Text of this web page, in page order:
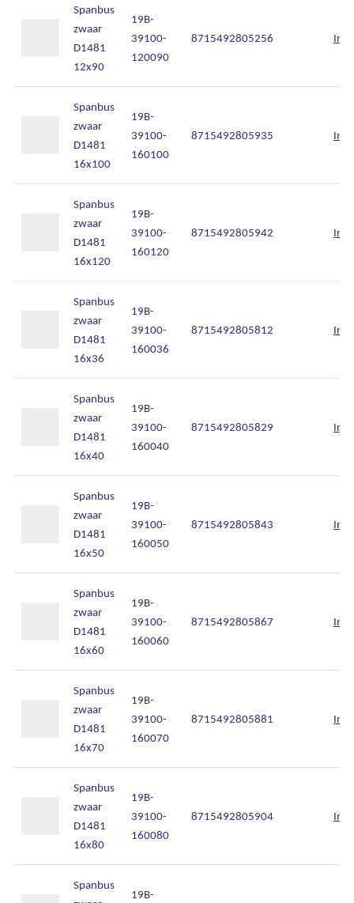
Spanbus
zwaar
D1481
12x90
19B-
39100-
120090
8715492805256
Spanbus
zwaar
D1481
16x100
19B-
39100-
160100
8715492805935
Spanbus
zwaar
D1481
16x120
19B-
39100-
160120
8715492805942
Spanbus
zwaar
D1481
16x36
19B-
39100-
160036
8715492805812
Spanbus
zwaar
D1481
16x40
19B-
39100-
160040
8715492805829
Spanbus
zwaar
D1481
16x50
19B-
39100-
160050
8715492805843
Spanbus
zwaar
D1481
16x60
19B-
39100-
160060
8715492805867
Spanbus
zwaar
D1481
16x70
19B-
39100-
160070
8715492805881
Spanbus
zwaar
D1481
16x80
19B-
39100-
160080
8715492805904
Spanbus
19B-